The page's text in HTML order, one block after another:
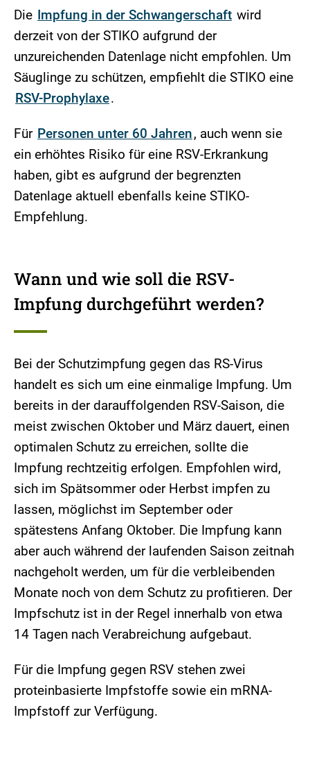
Die Impfung in der Schwangerschaft wird
derzeit von der STIKO aufgrund der
unzureichenden Datenlage nicht empfohlen. Um
Säuglinge zu schützen, empfiehlt die STIKO eine
RSV-Prophylaxe.
Für Personen unter 60 Jahren, auch wenn sie
ein erhöhtes Risiko für eine RSV-Erkrankung
haben, gibt es aufgrund der begrenzten
Datenlage aktuell ebenfalls keine STIKO-
Empfehlung.
Wann und wie soll die RSV-
Impfung durchgeführt werden?
Bei der Schutzimpfung gegen das RS-Virus
handelt es sich um eine einmalige Impfung. Um
bereits in der darauffolgenden RSV-Saison, die
meist zwischen Oktober und März dauert, einen
optimalen Schutz zu erreichen, sollte die
Impfung rechtzeitig erfolgen. Empfohlen wird,
sich im Spätsommer oder Herbst impfen zu
lassen, möglichst im September oder
spätestens Anfang Oktober. Die Impfung kann
aber auch während der laufenden Saison zeitnah
nachgeholt werden, um für die verbleibenden
Monate noch von dem Schutz zu profitieren. Der
Impfschutz ist in der Regel innerhalb von etwa
14 Tagen nach Verabreichung aufgebaut.
Für die Impfung gegen RSV stehen zwei
proteinbasierte Impfstoffe sowie ein mRNA-
Impfstoff zur Verfügung.